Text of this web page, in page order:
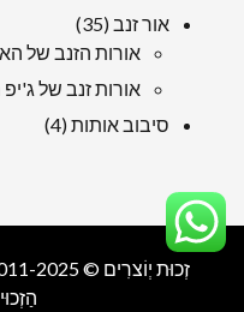
אור זנב 35
35
מוצרים
אורות הזנב של
אורות זנב של ג'יפ
סיבוב אותות 4
4
זְכוּת יְוֹצרִים © 2011-2025